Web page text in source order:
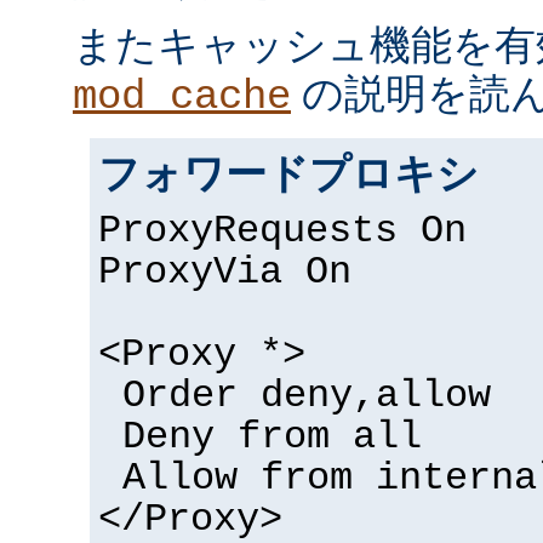
またキャッシュ機能を
mod_cache の説明を読
フォワードプロキシ
ProxyRequests On
ProxyVia On
<Proxy *>
Order deny,allow
Deny from all
Allow from
</Proxy>